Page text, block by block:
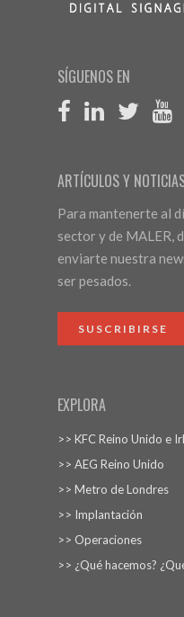
SÍGUENOS EN
ARTÍCULOS Y
Para mantenerte al
sector y de MALER,
enviarte nuestra
ser pesados.
SUSCRIBIRSE
EXPLORA
>> KFC Reino Unido e
>> AEG Reino Unido
>> Metro de Londres
>> Implantación
>> Operaciones
>> ¿Qué hacemos?